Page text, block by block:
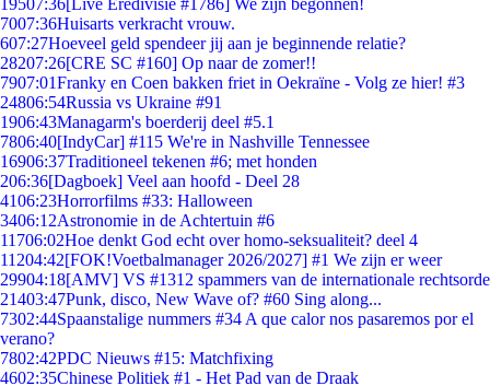
19507:36[Live Eredivisie #1786] We zijn begonnen!
7007:36Huisarts verkracht vrouw.
607:27Hoeveel geld spendeer jij aan je beginnende relatie?
28207:26[CRE SC #160] Op naar de zomer!!
7907:01Franky en Coen bakken friet in Oekraïne - Volg ze hier! #3
24806:54Russia vs Ukraine #91
1906:43Managarm's boerderij deel #5.1
7806:40[IndyCar] #115 We're in Nashville Tennessee
16906:37Traditioneel tekenen #6; met honden
206:36[Dagboek] Veel aan hoofd - Deel 28
4106:23Horrorfilms #33: Halloween
3406:12Astronomie in de Achtertuin #6
11706:02Hoe denkt God echt over homo-seksualiteit? deel 4
11204:42[FOK!Voetbalmanager 2026/2027] #1 We zijn er weer
29904:18[AMV] VS #1312 spammers van de internationale rechtsorde
21403:47Punk, disco, New Wave of? #60 Sing along...
7302:44Spaanstalige nummers #34 A que calor nos pasaremos por el
verano?
7802:42PDC Nieuws #15: Matchfixing
4602:35Chinese Politiek #1 - Het Pad van de Draak